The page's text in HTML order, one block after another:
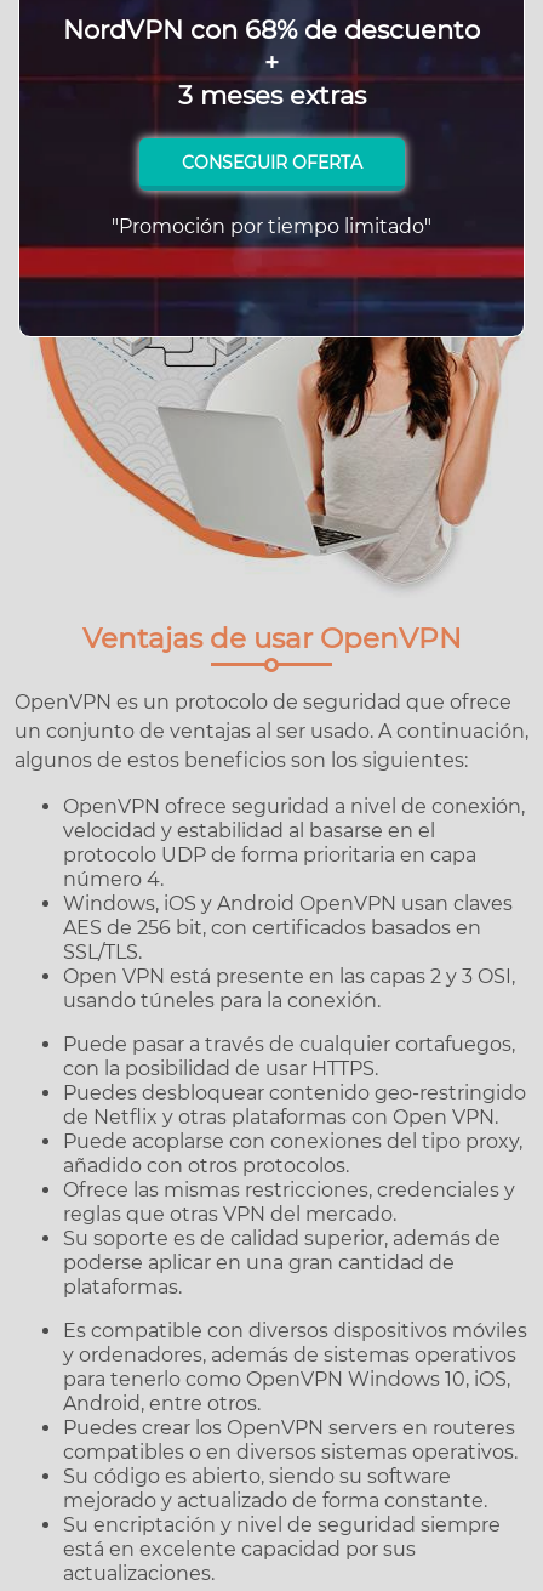
Ventajas de usar OpenVPN
OpenVPN es un protocolo de seguridad que ofrece
un conjunto de ventajas al ser usado. A continuación,
algunos de estos beneficios son los siguientes:
OpenVPN ofrece seguridad a nivel de conexión,
velocidad y estabilidad al basarse en el
protocolo UDP de forma prioritaria en capa
número 4.
Windows, iOS y Android OpenVPN usan claves
AES de 256 bit, con certificados basados en
SSL/TLS.
Open VPN está presente en las capas 2 y 3 OSI,
usando túneles para la conexión.
Puede pasar a través de cualquier cortafuegos,
con la posibilidad de usar HTTPS.
Puedes desbloquear contenido geo-restringido
de Netflix y otras plataformas con Open VPN.
Puede acoplarse con conexiones del tipo proxy,
añadido con otros protocolos.
Ofrece las mismas restricciones, credenciales y
reglas que otras VPN del mercado.
Su soporte es de calidad superior, además de
poderse aplicar en una gran cantidad de
plataformas.
Es compatible con diversos dispositivos móviles
y ordenadores, además de sistemas operativos
para tenerlo como OpenVPN Windows 10, iOS,
Android, entre otros.
Puedes crear los OpenVPN servers en routeres
compatibles o en diversos sistemas operativos.
Su código es abierto, siendo su software
mejorado y actualizado de forma constante.
Su encriptación y nivel de seguridad siempre
está en excelente capacidad por sus
actualizaciones.
NordVPN con 68% de descuento
+
3 meses extras
CONSEGUIR OFERTA
"Promoción por tiempo limitado"